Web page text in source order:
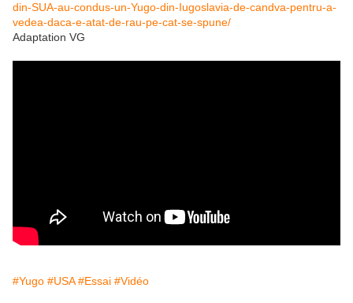
din-SUA-au-condus-un-Yugo-din-Iugoslavia-de-candva-pentru-a-
vedea-daca-e-atat-de-rau-pe-cat-se-spune/
Adaptation VG
#Yugo #USA #Essai #Vidéo